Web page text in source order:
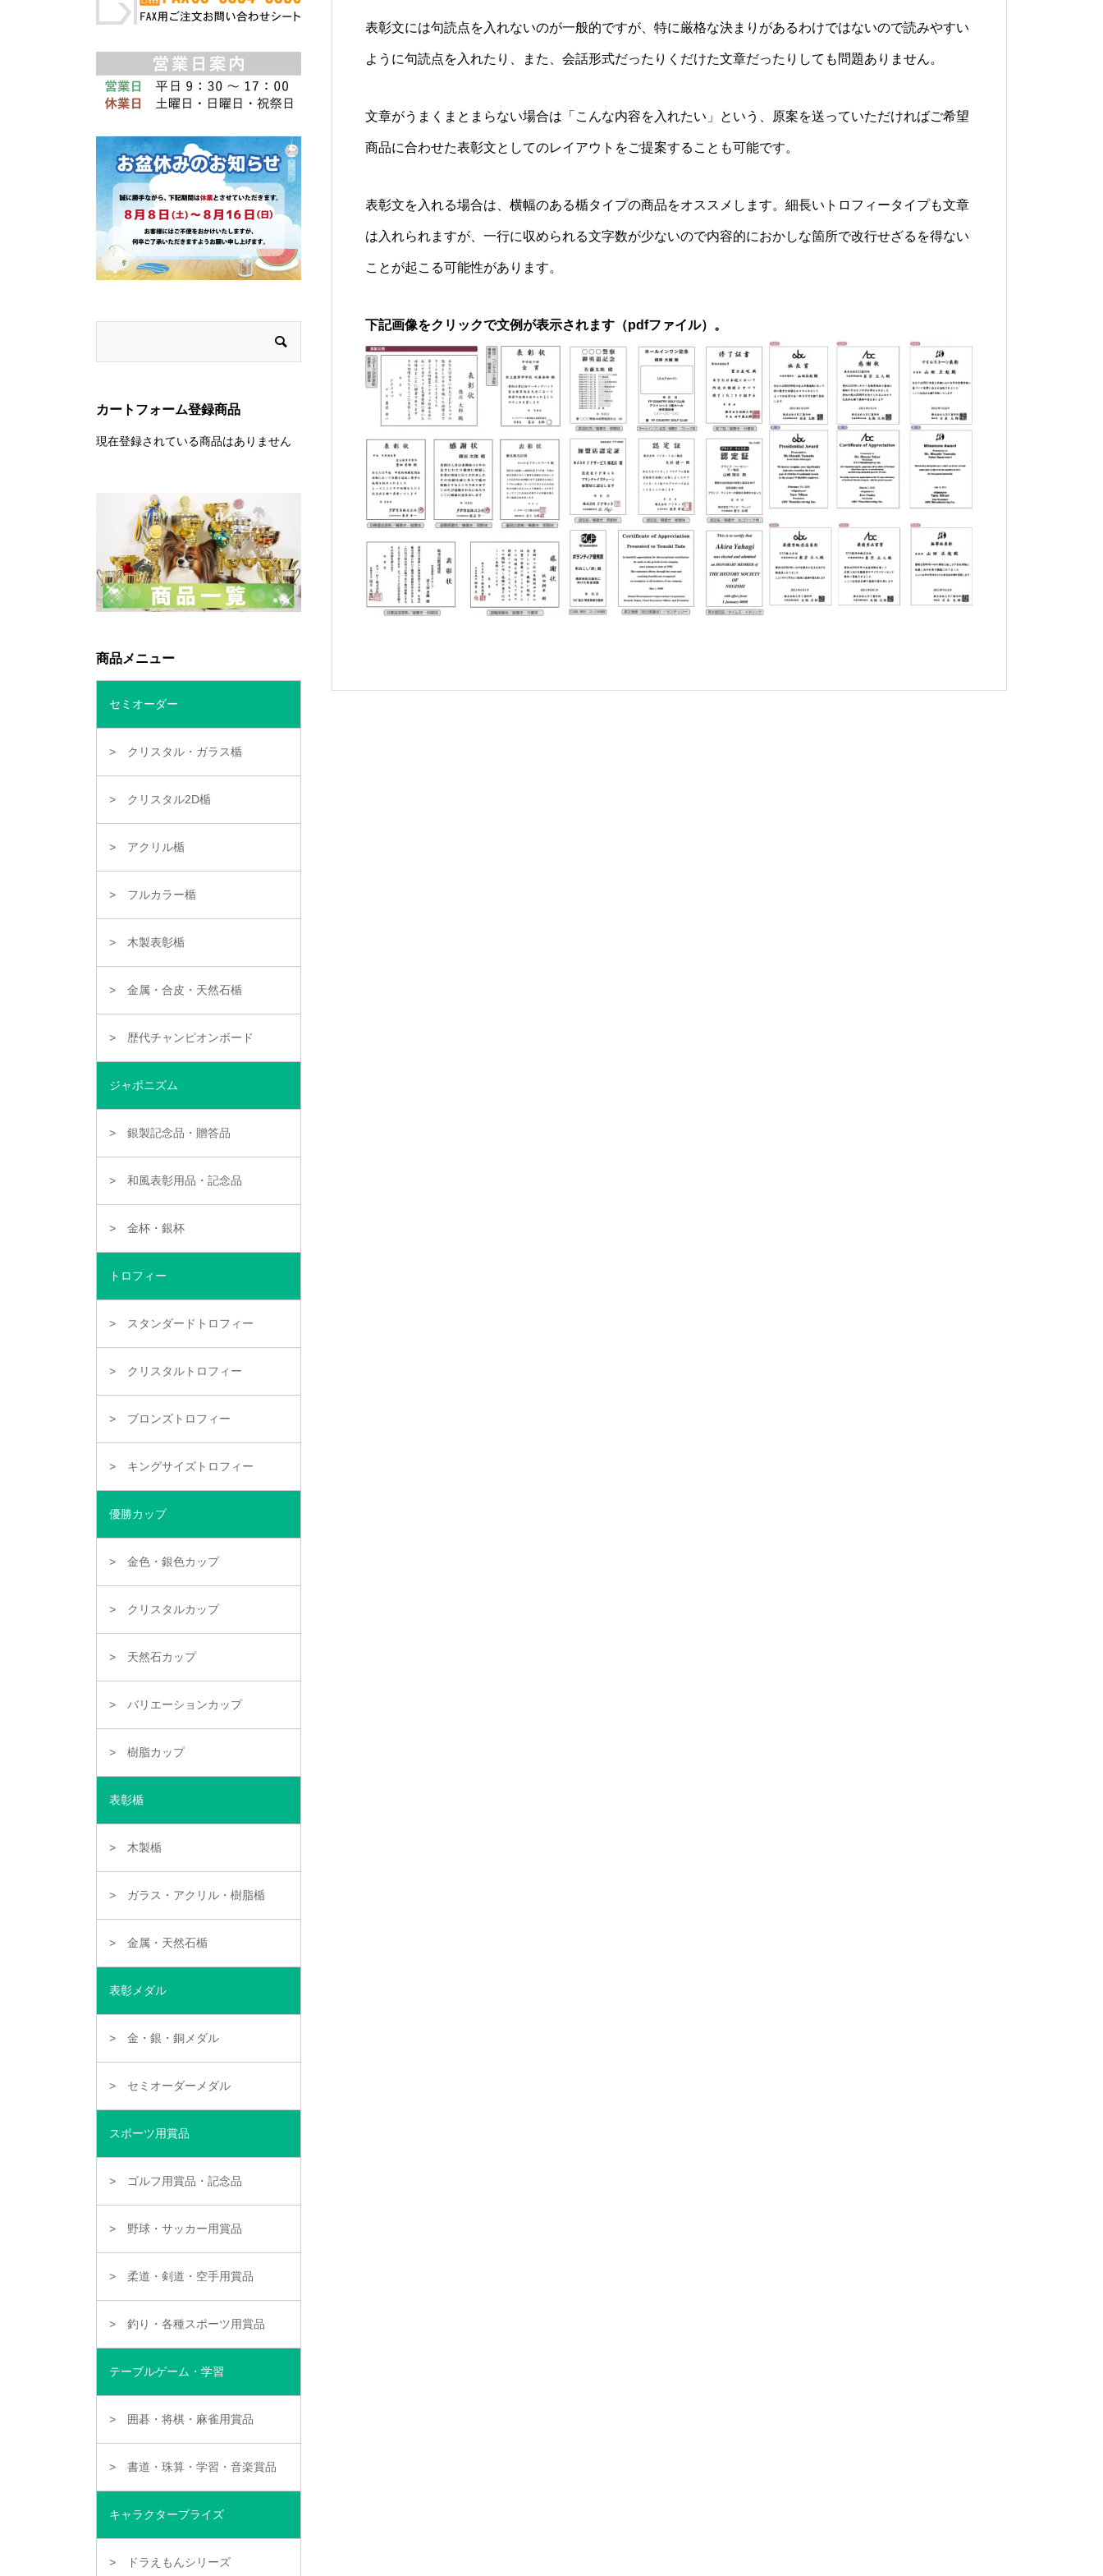
表彰文には句読点を入れないのが一般的ですが、特に厳格な決まりがあるわけではないので読みやすい
ように句読点を入れたり、また、会話形式だったりくだけた文章だったりしても問題ありません。
文章がうまくまとまらない場合は「こんな内容を入れたい」という、原案を送っていただければご希望
商品に合わせた表彰文としてのレイアウトをご提案することも可能です。
表彰文を入れる場合は、横幅のある楯タイプの商品をオススメします。細長いトロフィータイプも文章
は入れられますが、一行に収められる文字数が少ないので内容的におかしな箇所で改行せざるを得ない
ことが起こる可能性があります。
下記画像をクリックで文例が表示されます（pdfファイル）。
カートフォーム登録商品
現在登録されている商品はありません
商品メニュー
セミオーダー
クリスタル・ガラス楯
クリスタル2D楯
アクリル楯
フルカラー楯
木製表彰楯
金属・合皮・天然石楯
歴代チャンピオンボード
ジャポニズム
銀製記念品・贈答品
和風表彰用品・記念品
金杯・銀杯
トロフィー
スタンダードトロフィー
クリスタルトロフィー
ブロンズトロフィー
キングサイズトロフィー
優勝カップ
金色・銀色カップ
クリスタルカップ
天然石カップ
バリエーションカップ
樹脂カップ
表彰楯
木製楯
ガラス・アクリル・樹脂楯
金属・天然石楯
表彰メダル
金・銀・銅メダル
セミオーダーメダル
スポーツ用賞品
ゴルフ用賞品・記念品
野球・サッカー用賞品
柔道・剣道・空手用賞品
釣り・各種スポーツ用賞品
テーブルゲーム・学習
囲碁・将棋・麻雀用賞品
書道・珠算・学習・音楽賞品
キャラクタープライズ
ドラえもんシリーズ